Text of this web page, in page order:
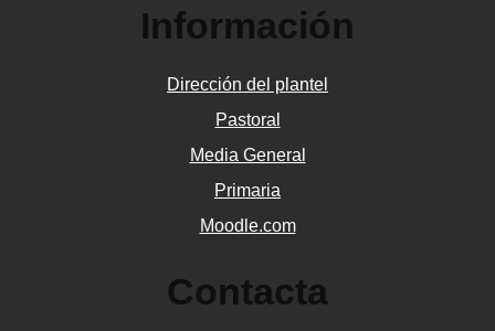
Información
Dirección del plantel
Pastoral
Media General
Primaria
Moodle.com
Contacta